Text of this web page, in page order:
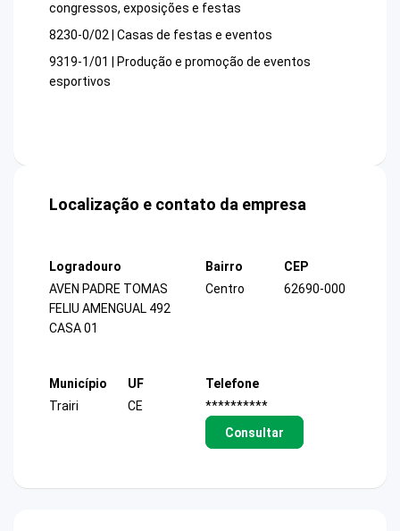
congressos, exposições e festas
8230-0/02 | Casas de festas e eventos
9319-1/01 | Produção e promoção de eventos
esportivos
Localização e contato da empresa
Logradouro
AVEN PADRE TOMAS
FELIU AMENGUAL 492
CASA 01
Bairro
Centro
CEP
62690-000
Município
Trairi
UF
CE
Telefone
**********
Consultar